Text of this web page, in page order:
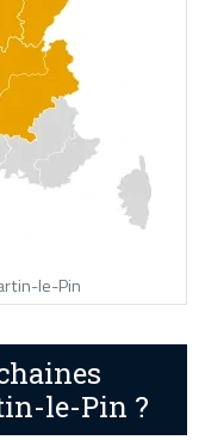
le-Pin
le-Pin ?